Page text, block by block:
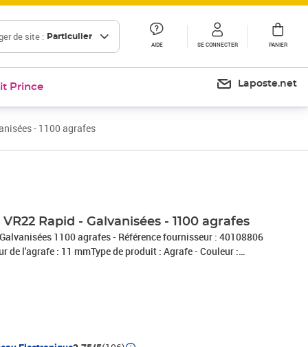
de site : Particulier
AIDE SE CONNECTER PANIER
Prince Laposte.net
- 1100 agrafes
Rapid - Galvanisées - 1100 agrafes
1100 agrafes - Référence fournisseur : 40108806
de l'agrafe : 11 mmType de produit : Agrafe - Couleur :
- Utilisation : Grillage - Nombre d'article : 1100 - Agrafes